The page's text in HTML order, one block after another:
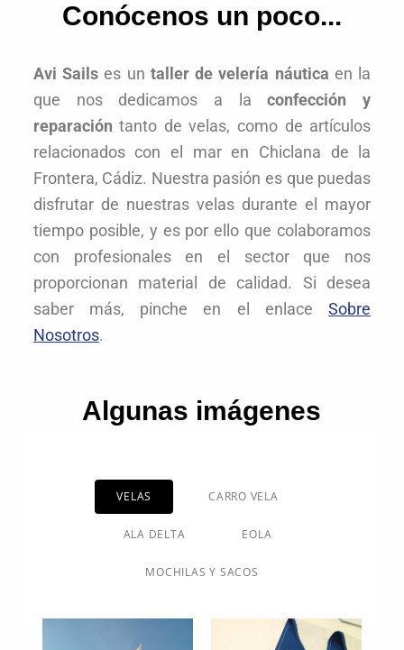
Conócenos un poco...
Avi Sails es un taller de velería náutica en la
que nos dedicamos a laconfección y
reparación tanto de velas, como de artículos
relacionados con el mar en Chiclana de la
Frontera, Cádiz. Nuestra pasión es que puedas
disfrutar de nuestras velas durante el mayor
tiempo posible, y es por ello que colaboramos
con profesionales en el sector que nos
proporcionan material de calidad. Si desea
saber más, pinche en el enlaceSobre
Nosotros.
Algunas imágenes
VELAS CARRO VELA
ALA DELTA EOLA
MOCHILAS Y SACOS